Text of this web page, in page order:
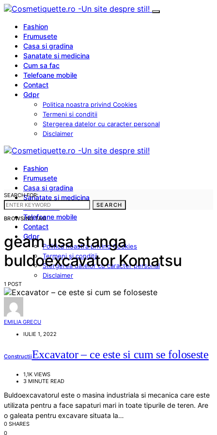
Fashion
Frumusete
Casa si gradina
Sanatate si medicina
Cum sa fac
Telefoane mobile
Contact
Gdpr
Politica noastra privind Cookies
Termeni si conditii
Stergerea datelor cu caracter personal
Disclaimer
Fashion
Frumusete
Casa si gradina
Sanatate si medicina
Cum sa fac
Telefoane mobile
Contact
Gdpr
Politica noastra privind Cookies
Termeni si conditii
Stergerea datelor cu caracter personal
Disclaimer
SEARCH FOR:
SEARCH
BROWSING TAG
geam usa stanga
buldoexcavator Komatsu
1 POST
EMILIA GRECU
IULIE 1, 2022
ConstructiiExcavator – ce este si cum se foloseste
1,1K VIEWS
3 MINUTE READ
Buldoexcavatorul este o masina industriala si mecanica care este
utilizata pentru a face sapaturi mari in toate tipurile de teren. Are
o galeata pentru excavare situata la…
0 SHARES
0